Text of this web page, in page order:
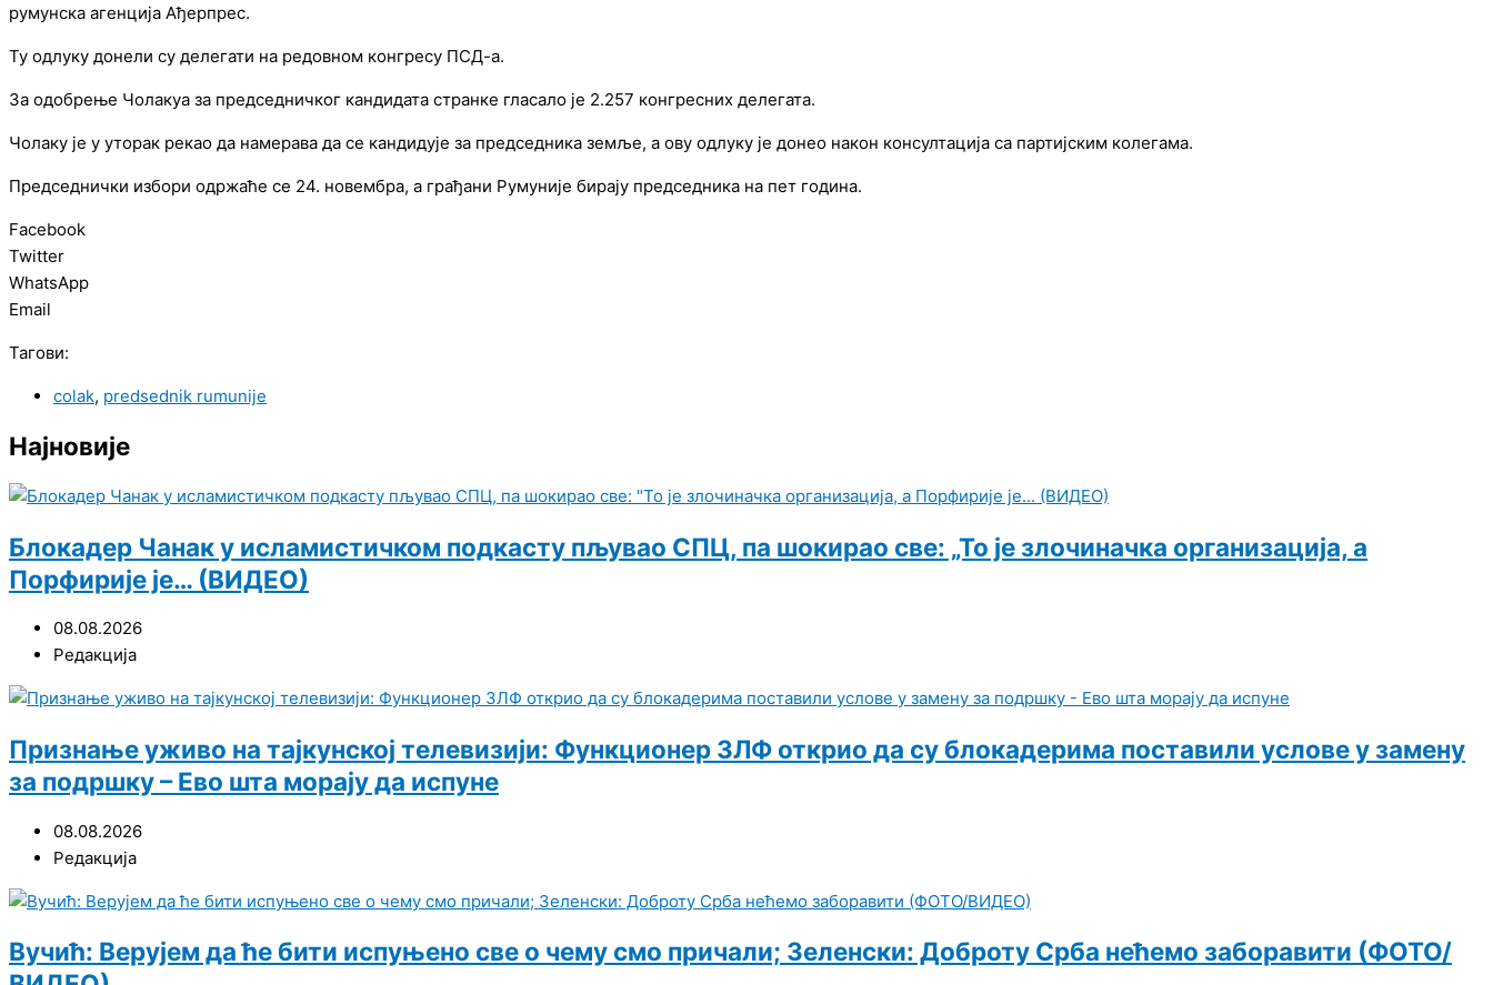
румунска агенција Ађерпрес.
Ту одлуку донели су делегати на редовном конгресу ПСД-а.
За одобрење Чолакуа за председничког кандидата странке гласало је 2.257 конгресних делегата.
Чолаку је у уторак рекао да намерава да се кандидује за председника земље, а ову одлуку је донео након консултација са партијским колегама.
Председнички избори одржаће се 24. новембра, а грађани Румуније бирају председника на пет година.
Facebook
Twitter
WhatsApp
Email
Тагови:
colak, predsednik rumunije
Најновије
Блокадер Чанак у исламистичком подкасту пљувао СПЦ, па шокирао све: „То је злочиначка организација, а
Порфирије је… (ВИДЕО)
08.08.2026
Редакција
Признање уживо на тајкунској телевизији: Функционер ЗЛФ открио да су блокадерима поставили услове у замену
за подршку – Ево шта морају да испуне
08.08.2026
Редакција
Вучић: Верујем да ће бити испуњено све о чему смо причали; Зеленски: Доброту Срба нећемо заборавити (ФОТО/